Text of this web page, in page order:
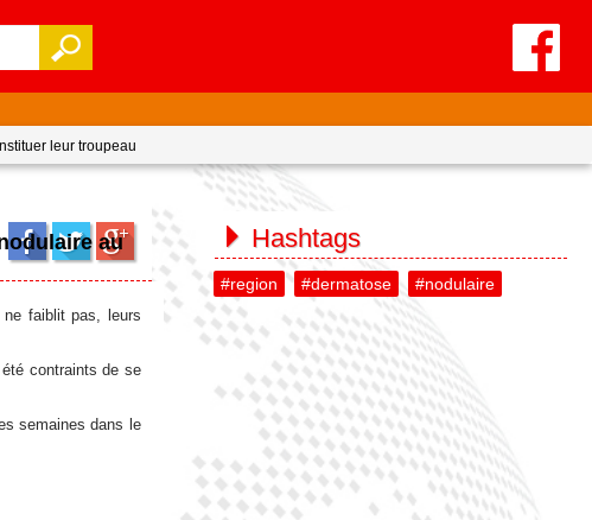
leur troupeau
au
ne faiblit pas, leurs
contraints de se
semaines dans le
Hashtags
#region #dermatose #nodulaire